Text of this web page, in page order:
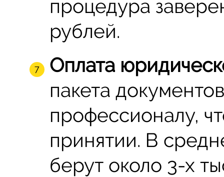
процедура
рублей.
Оплата
пакета
профессионалу,
принятии. В
берут около 3-х